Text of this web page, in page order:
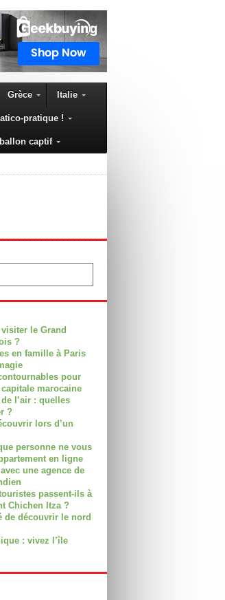
Grèce Italie
pratique !
captif
le Grand
?
en famille à Paris
pour
marocaine
l’air : quelles
?
lors d’un
personne ne vous
en ligne
une agence de
passent-ils à
Chichen Itza ?
de découvrir le nord
: vivez l’île